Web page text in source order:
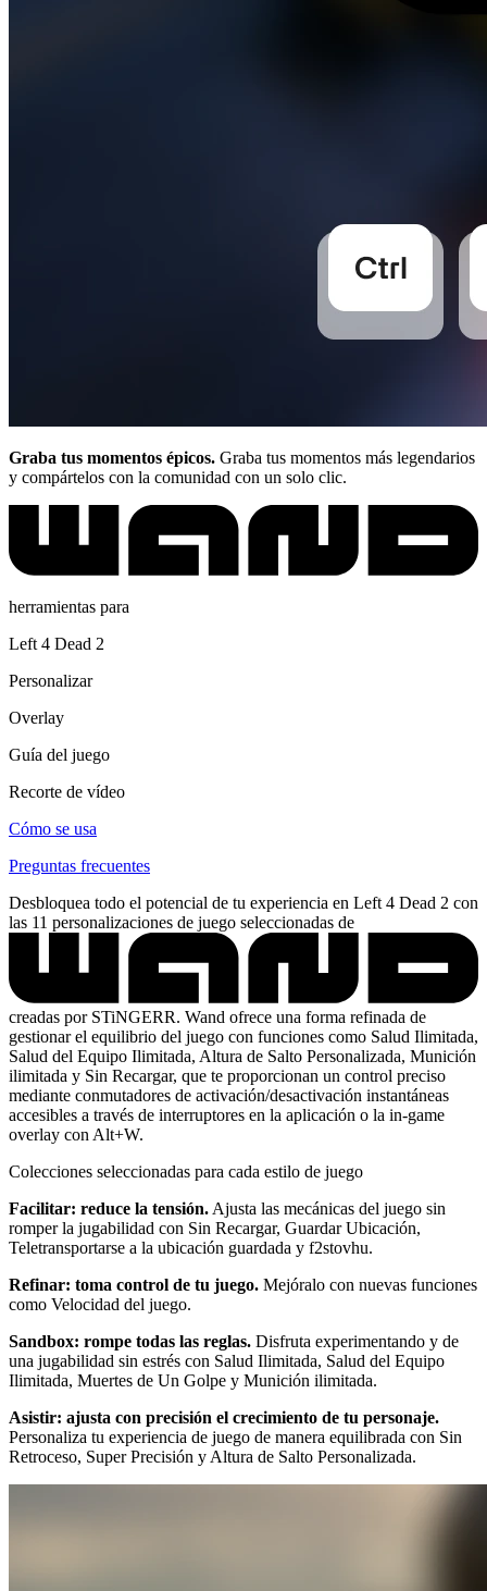
Graba tus momentos épicos. Graba tus momentos más legendarios
y compártelos con la comunidad con un solo clic.
herramientas para
Left 4 Dead 2
Personalizar
Overlay
Guía del juego
Recorte de vídeo
Cómo se usa
Preguntas frecuentes
Desbloquea todo el potencial de tu experiencia en Left 4 Dead 2 con
las 11 personalizaciones de juego seleccionadas de
creadas por STiNGERR. Wand ofrece una forma refinada de
gestionar el equilibrio del juego con funciones como Salud Ilimitada,
Salud del Equipo Ilimitada, Altura de Salto Personalizada, Munición
ilimitada y Sin Recargar, que te proporcionan un control preciso
mediante conmutadores de activación/desactivación instantáneas
accesibles a través de interruptores en la aplicación o la in-game
overlay con Alt+W.
Colecciones seleccionadas para cada estilo de juego
Facilitar: reduce la tensión. Ajusta las mecánicas del juego sin
romper la jugabilidad con Sin Recargar, Guardar Ubicación,
Teletransportarse a la ubicación guardada y f2stovhu.
Refinar: toma control de tu juego. Mejóralo con nuevas funciones
como Velocidad del juego.
Sandbox: rompe todas las reglas. Disfruta experimentando y de
una jugabilidad sin estrés con Salud Ilimitada, Salud del Equipo
Ilimitada, Muertes de Un Golpe y Munición ilimitada.
Asistir: ajusta con precisión el crecimiento de tu personaje.
Personaliza tu experiencia de juego de manera equilibrada con Sin
Retroceso, Super Precisión y Altura de Salto Personalizada.